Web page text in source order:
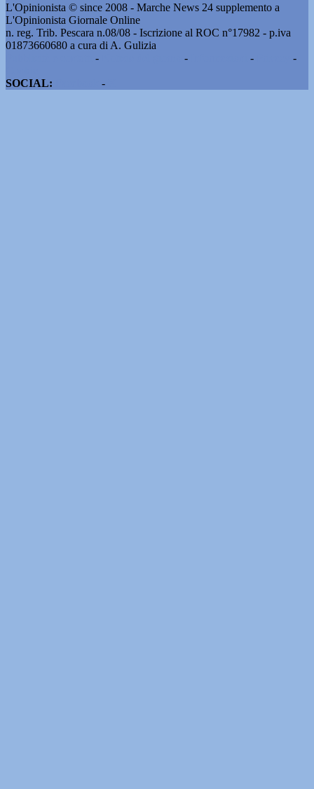
L'Opinionista © since 2008 - Marche News 24 supplemento a
L'Opinionista Giornale Online
n. reg. Trib. Pescara n.08/08 - Iscrizione al ROC n°17982 - p.iva
01873660680 a cura di A. Gulizia
- - -
-
SOCIAL:
-